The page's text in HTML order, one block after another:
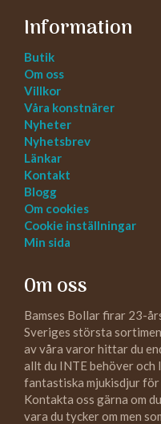
Information
Butik
Om oss
Villkor
Våra konstnärer
Nyheter
Nyhetsbrev
Länkar
Kontakt
Blogg
Om cookies
Cookie inställningar
Min sida
Om oss
Bamses Bollar firar 23-
Sveriges största
av våra varor hittar du
allt du INTE behöver och
fantastiska mjukisdjur
Kontakta oss gärna om
vara du tycker om men